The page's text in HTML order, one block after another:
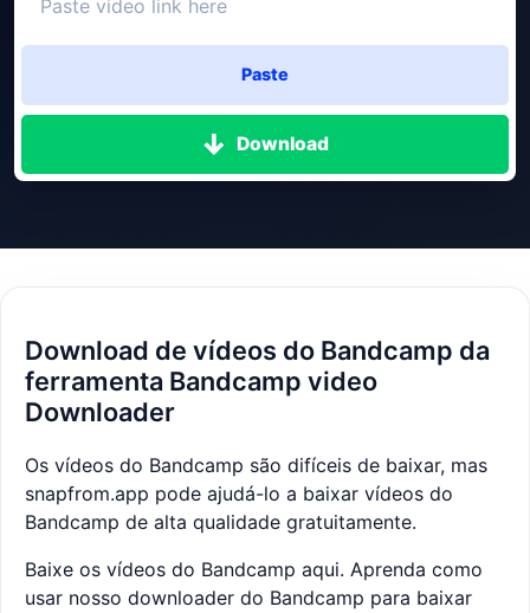
Paste
Download
Download de vídeos do Bandcamp da
ferramenta Bandcamp video
Downloader
Os vídeos do Bandcamp são difíceis de baixar, mas
snapfrom.app pode ajudá-lo a baixar vídeos do
Bandcamp de alta qualidade gratuitamente.
Baixe os vídeos do Bandcamp aqui. Aprenda como
usar nosso downloader do Bandcamp para baixar